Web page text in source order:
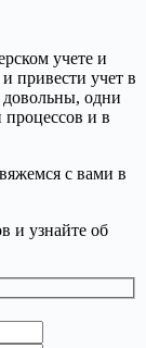
учете и
привести учет в
довольны, одни
и в
с вами в
и узнайте об